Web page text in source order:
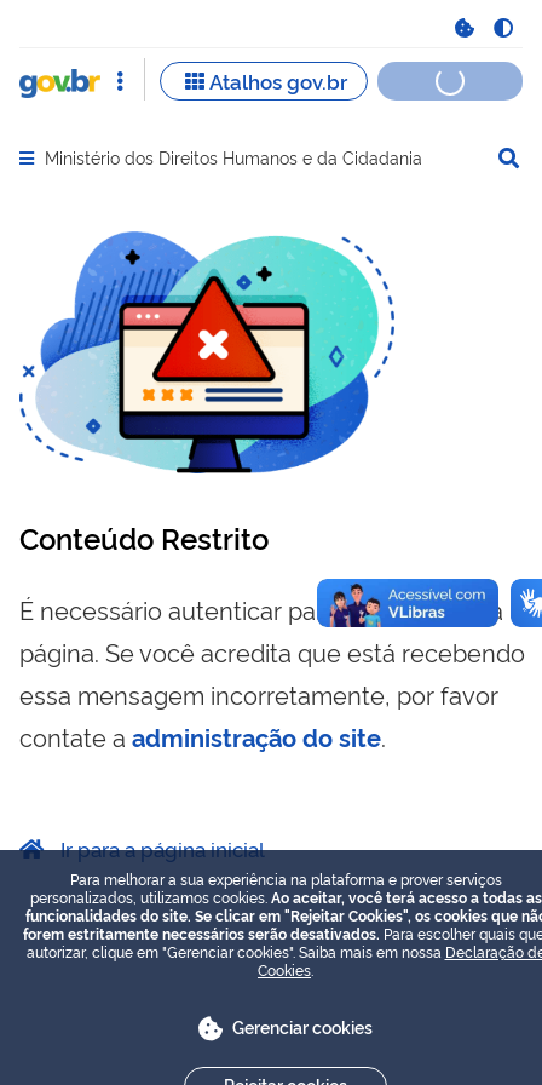
Abrir menu principal de navegação
Ministério dos Direitos Humanos e da Cidadania
Conteúdo Restrito
É necessário autenticar para visualizar essa
página. Se você acredita que está recebendo
essa mensagem incorretamente, por favor
contate a administração do site.
Ir para a página inicial
Para melhorar a sua experiência na plataforma e prover serviços
personalizados, utilizamos cookies. Ao aceitar, você terá acesso a todas as
funcionalidades do site. Se clicar em "Rejeitar Cookies", os cookies que
forem estritamente necessários serão desativados. Para escolher quais
autorizar, clique em "Gerenciar cookies". Saiba mais em nossa Declaração
Cookies
Gerenciar cookies